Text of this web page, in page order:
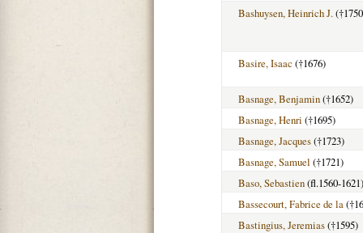
Bashuysen, Heinrich J.
Basire, Isaac (†1676)
Basnage, Benjamin(†1652)
Basnage, Henri (†1695)
Basnage, Jacques(†1723)
Basnage, Samuel (†1721)
Baso, Sebastien(fl.1560-1621)
Bassecourt, Fabrice de la
Bastingius, Jeremias(†1595)